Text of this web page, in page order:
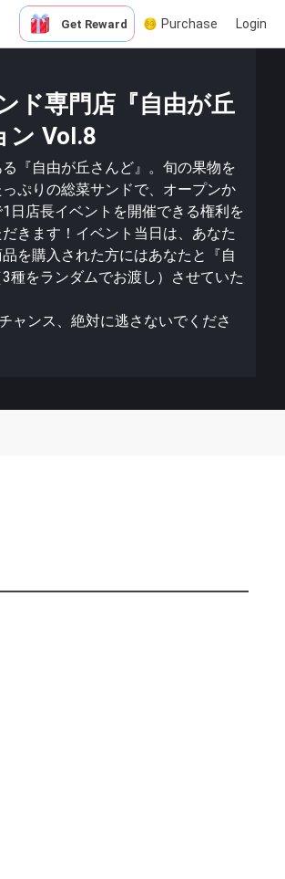
Get Reward Purchase Login
ド専門店『自由が丘
ン Vol.8
『自由が丘さんど』。旬の果物を
ぷりの総菜サンドで、オープンか
日店長イベントを開催できる権利を
きます！イベント当日は、あなた
を購入された方にはあなたと『自
種をランダムでお渡し）させていた
ャンス、絶対に逃さないでくださ
that may offend performers or